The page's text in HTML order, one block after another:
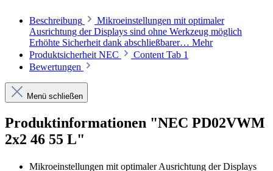
Beschreibung
Mikroeinstellungen mit optimaler
Ausrichtung der Displays sind ohne Werkzeug möglich
Erhöhte Sicherheit dank abschließbarer… Mehr
Produktsicherheit NEC
Content Tab 1
Bewertungen
Menü schließen
Produktinformationen "NEC PD02VWM
2x2 46 55 L"
Mikroeinstellungen mit optimaler Ausrichtung der Displays